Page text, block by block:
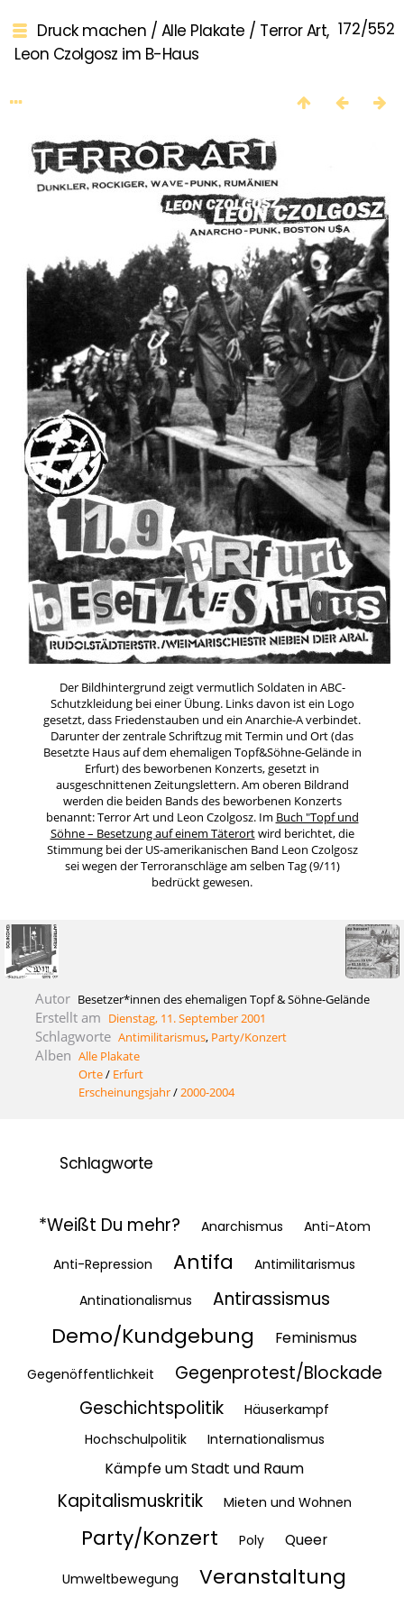
172/552
Druck machen / Alle Plakate / Terror Art,
Leon Czolgosz im B-Haus
Der Bildhintergrund zeigt vermutlich Soldaten in ABC-
Schutzkleidung bei einer Übung. Links davon ist ein Logo
gesetzt, dass Friedenstauben und ein Anarchie-A verbindet.
Darunter der zentrale Schriftzug mit Termin und Ort (das
Besetzte Haus auf dem ehemaligen Topf&Söhne-Gelände in
Erfurt) des beworbenen Konzerts, gesetzt in
ausgeschnittenen Zeitungslettern. Am oberen Bildrand
werden die beiden Bands des beworbenen Konzerts
benannt: Terror Art und Leon Czolgosz. Im Buch "Topf und
Söhne – Besetzung auf einem Täterortwird berichtet, die
Stimmung bei der US-amerikanischen Band Leon Czolgosz
sei wegen der Terroranschläge am selben Tag (9/11)
bedrückt gewesen.
Autor Besetzer*innen des ehemaligen Topf & Söhne-Gelände
Erstellt am Dienstag, 11. September 2001
Schlagworte Antimilitarismus, Party/Konzert
Alben Alle Plakate
Orte/ Erfurt
Erscheinungsjahr/2000-2004
Schlagworte
*Weißt Du mehr? Anarchismus Anti-Atom
Anti-Repression Antifa
Antimilitarismus
Antinationalismus
Antirassismus
Demo/Kundgebung Feminismus
Gegenöffentlichkeit
Gegenprotest/Blockade
Geschichtspolitik
Häuserkampf
Hochschulpolitik
Internationalismus
Kämpfe um Stadt und Raum
Kapitalismuskritik Mieten und Wohnen
Party/Konzert Poly Queer
Umweltbewegung Veranstaltung